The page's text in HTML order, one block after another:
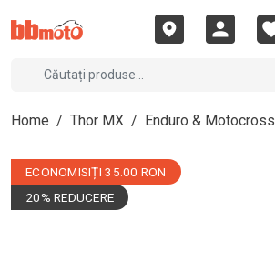
Home / Thor MX / Enduro & Motocross
ECONOMISIȚI 35.00 RON
20% REDUCERE